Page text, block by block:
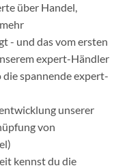
über Handel,
- und das vom ersten
expert-Händler
die spannende expert-
unserer
von
kennst du die